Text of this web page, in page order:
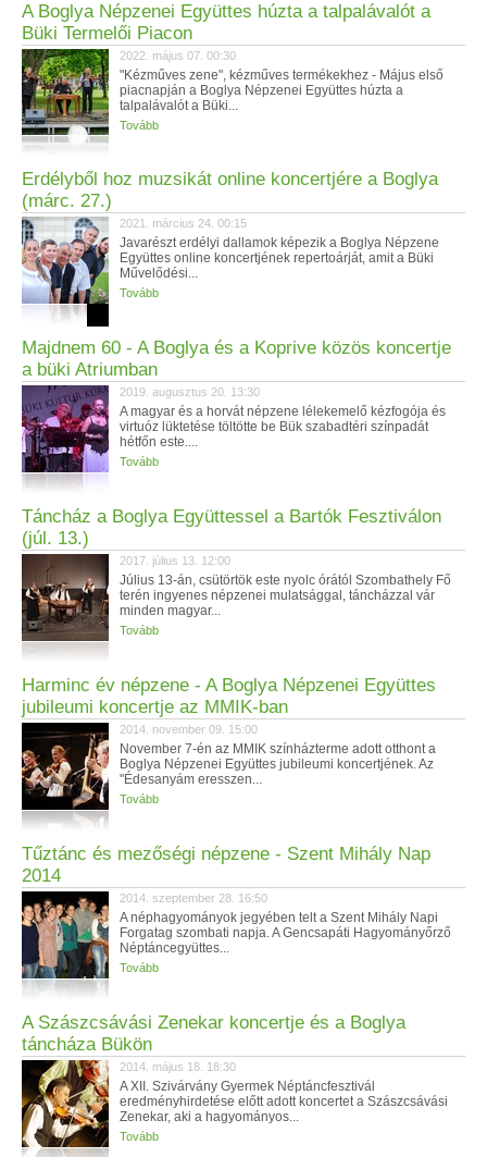
A Boglya Népzenei Együttes húzta a talpalávalót a
Büki Termelői Piacon
2022. május 07. 00:30
"Kézműves zene", kézműves termékekhez - Május első
piacnapján a Boglya Népzenei Együttes húzta a
talpalávalót a Büki...
Tovább
Erdélyből hoz muzsikát online koncertjére a Boglya
(márc. 27.)
2021. március 24. 00:15
Javarészt erdélyi dallamok képezik a Boglya Népzene
Együttes online koncertjének repertoárját, amit a Büki
Művelődési...
Tovább
Majdnem 60 - A Boglya és a Koprive közös koncertje
a büki Atriumban
2019. augusztus 20. 13:30
A magyar és a horvát népzene lélekemelő kézfogója és
virtuóz lüktetése töltötte be Bük szabadtéri színpadát
hétfőn este....
Tovább
Táncház a Boglya Együttessel a Bartók Fesztiválon
(júl. 13.)
2017. július 13. 12:00
Július 13-án, csütörtök este nyolc órától Szombathely Fő
terén ingyenes népzenei mulatsággal, táncházzal vár
minden magyar...
Tovább
Harminc év népzene - A Boglya Népzenei Együttes
jubileumi koncertje az MMIK-ban
2014. november 09. 15:00
November 7-én az MMIK színházterme adott otthont a
Boglya Népzenei Együttes jubileumi koncertjének. Az
"Édesanyám eresszen...
Tovább
Tűztánc és mezőségi népzene - Szent Mihály Nap
2014
2014. szeptember 28. 16:50
A néphagyományok jegyében telt a Szent Mihály Napi
Forgatag szombati napja. A Gencsapáti Hagyományőrző
Néptáncegyüttes...
Tovább
A Szászcsávási Zenekar koncertje és a Boglya
táncháza Bükön
2014. május 18. 18:30
A XII. Szivárvány Gyermek Néptáncfesztivál
eredményhirdetése előtt adott koncertet a Szászcsávási
Zenekar, aki a hagyományos...
Tovább